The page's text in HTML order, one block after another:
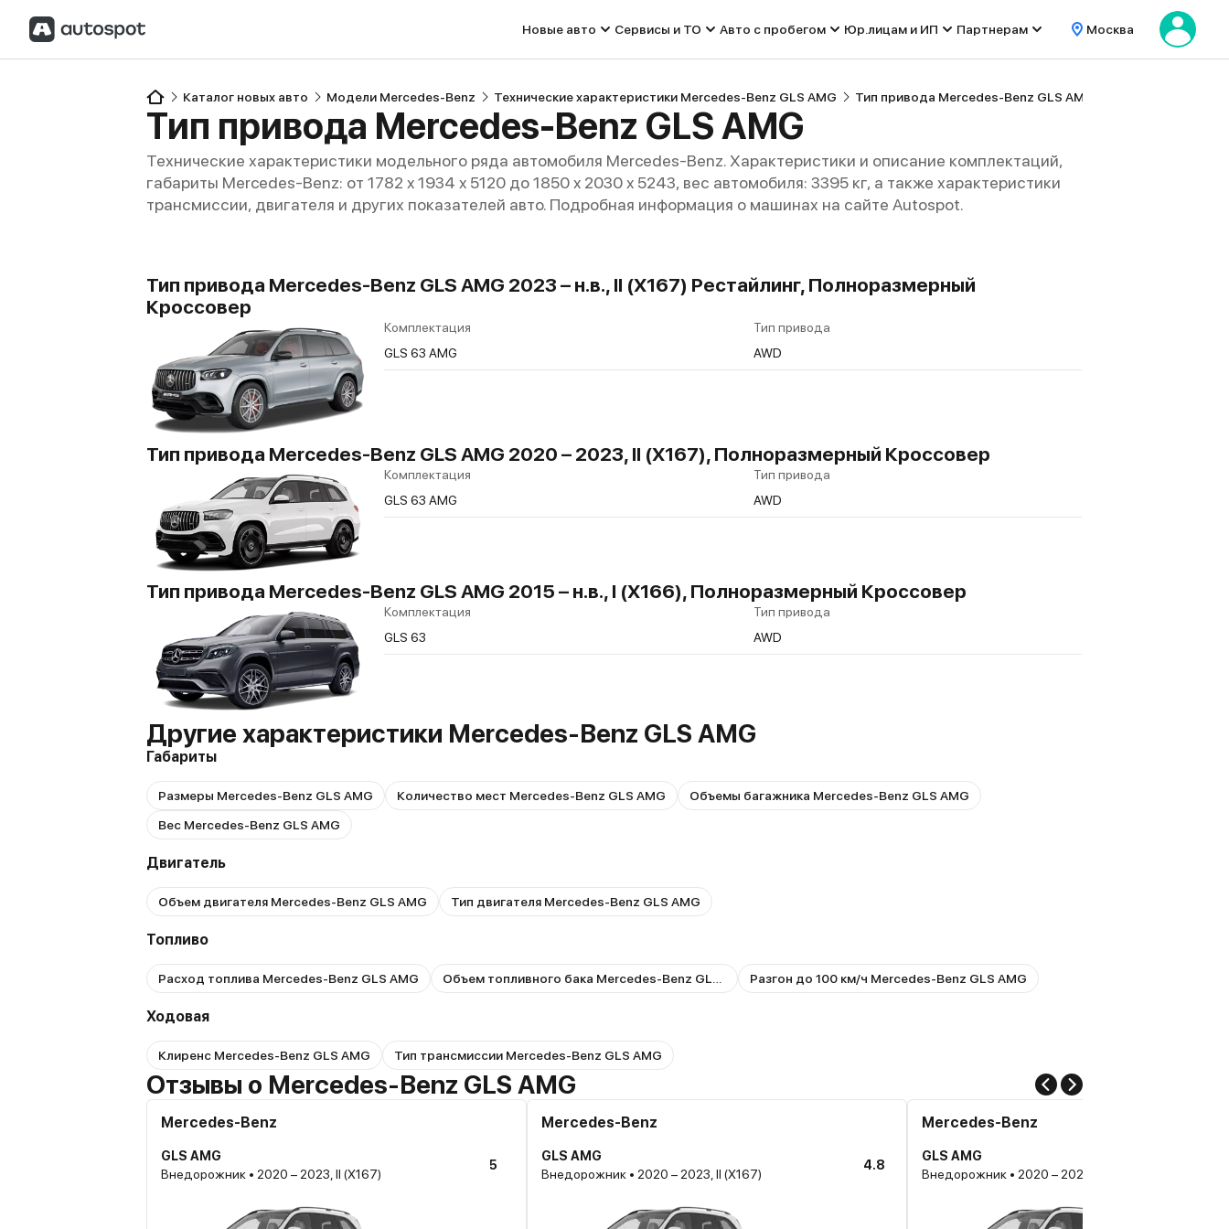
Новые авто Сервисы и ТО Авто с пробегом Юр.лицам и ИП Партнерам Москва
Каталог новых авто Модели Mercedes-Benz Технические характеристики Mercedes-Benz GLS AMG Тип привода Mercedes-Benz GLS AMG
Тип привода Mercedes-Benz GLS AMG
Технические характеристики модельного ряда автомобиля Mercedes-Benz. Характеристики и описание комплектаций,
габариты Mercedes-Benz: от 1782 x 1934 x 5120 до 1850 x 2030 x 5243, вес автомобиля: 3395 кг, а также характеристики
трансмиссии, двигателя и других показателей авто. Подробная информация о машинах на сайте Autospot.
Тип привода Mercedes-Benz GLS AMG 2023 – н.в., II (X167) Рестайлинг, Полноразмерный
Кроссовер
Комплектация
Тип привода
GLS 63 AMG
AWD
Тип привода Mercedes-Benz GLS AMG 2020 – 2023, II (X167), Полноразмерный Кроссовер
Комплектация
Тип привода
GLS 63 AMG
AWD
Тип привода Mercedes-Benz GLS AMG 2015 – н.в., I (X166), Полноразмерный Кроссовер
Комплектация
Тип привода
GLS 63
AWD
Другие характеристики Mercedes-Benz GLS AMG
Габариты
Размеры Mercedes-Benz GLS AMG Количество мест Mercedes-Benz GLS AMG
Объемы багажника Mercedes-Benz GLS AMG
Вес Mercedes-Benz GLS AMG
Двигатель
Объем двигателя Mercedes-Benz GLS AMG Тип двигателя Mercedes-Benz GLS AMG
Топливо
Расход топлива Mercedes-Benz GLS AMG Разгон до 100 км/ч Mercedes-Benz GLS AMG
Ходовая
Клиренс Mercedes-Benz GLS AMG Тип трансмиссии Mercedes-Benz GLS AMG
Отзывы о Mercedes-Benz GLS AMG
Mercedes-Benz
GLS AMG
Внедорожник • 2020 – 2023, II (X167)
5
Mercedes-Benz
GLS AMG
Внедорожник • 2020 – 2023, II (X167)
4.8
Mercedes-Benz
GLS AMG
Внедорожник • 2020 – 2023, II (X167)